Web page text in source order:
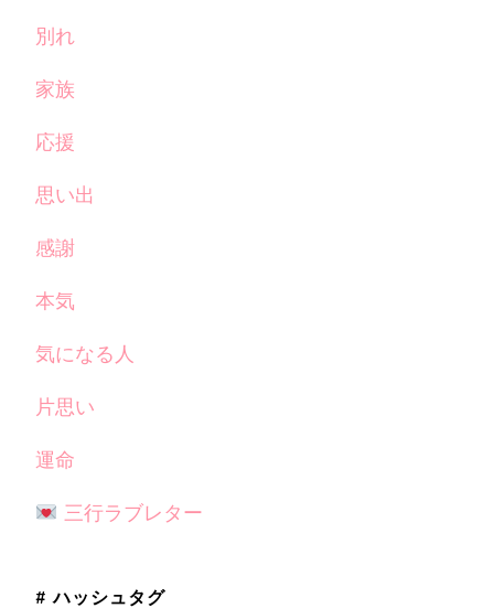
別れ
家族
応援
思い出
感謝
本気
気になる人
片思い
運命
三行ラブレター
# ハッシュタグ